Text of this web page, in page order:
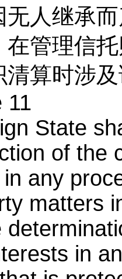
无人继承
在管理信
清算时涉
11
State
of the
any
matters
in